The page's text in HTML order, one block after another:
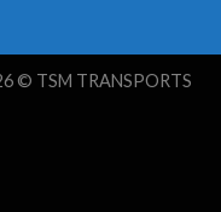
© TSM TRANSPORTS